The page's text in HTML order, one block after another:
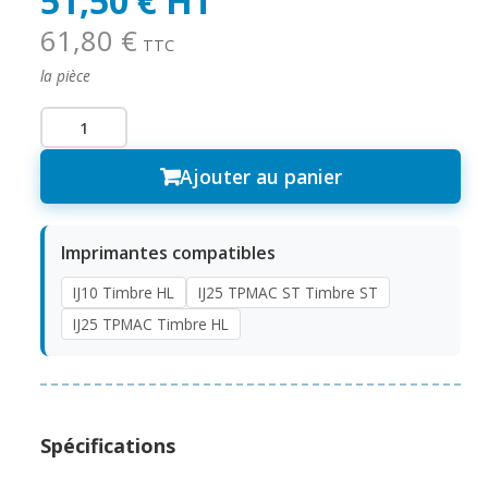
61,80 € TTC
la pièce
Ajouter au panier
Imprimantes compatibles
IJ10 Timbre HL
IJ25 TPMAC ST Timbre ST
IJ25 TPMAC Timbre HL
Spécifications